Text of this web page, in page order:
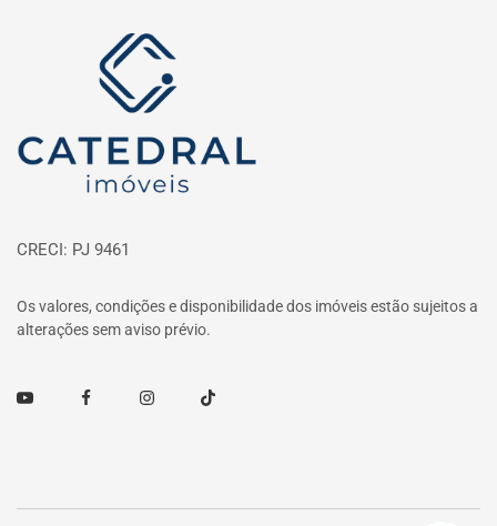
Página inicial
CRECI: PJ 9461
Os valores, condições e disponibilidade dos imóveis estão sujeitos a
alterações sem aviso prévio.
Youtube FacebookInstagramTikTok